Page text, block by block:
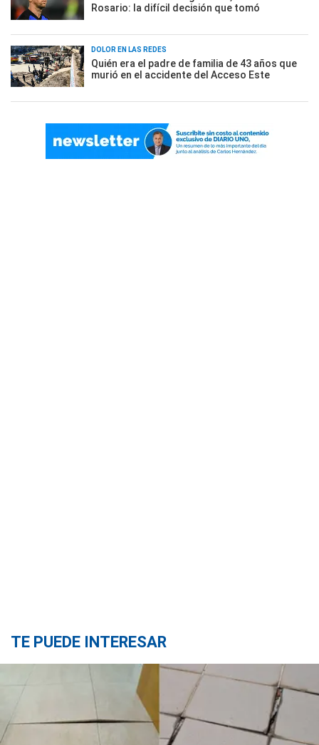
Rosario: la difícil decisión que tomó
DOLOR EN LAS REDES
Quién era el padre de familia de 43 años que
murió en el accidente del Acceso Este
TE PUEDE INTERESAR